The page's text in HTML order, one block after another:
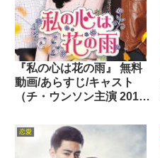
『私の心は花の雨』 無料
動画/あらすじ/キャスト
（チ・ウンソン主演 2016
恋愛